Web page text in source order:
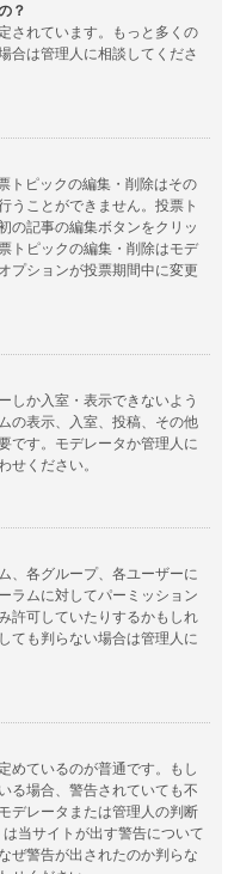
？
されています。もっと多くの
合は管理人に相談してくださ
トピックの編集・削除はその
うことができません。投票ト
の記事の編集ボタンをクリッ
トピックの編集・削除はモデ
プションが投票期間中に変更
しか入室・表示できないよう
の表示、入室、投稿、その他
です。モデレータか管理人に
せください。
、各グループ、各ユーザーに
ラムに対してパーミッション
許可していたりするかもしれ
ても判らない場合は管理人に
めているのが普通です。もし
る場合、警告されていても不
デレータまたは管理人の判断
当サイトが出す警告について
ぜ警告が出されたのか判らな